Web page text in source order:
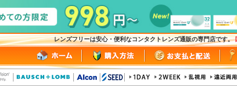
レンズフリーは安心・便利なコンタクトレンズ通販の専門店です。